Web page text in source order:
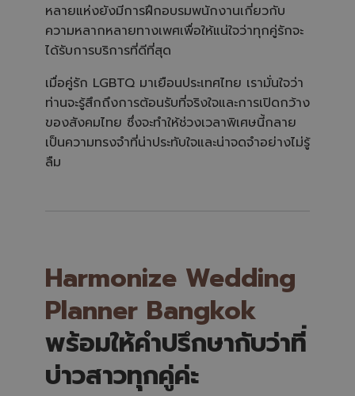
หลายแห่งยังมีการฝึกอบรมพนักงานเกี่ยวกับ
ความหลากหลายทางเพศเพื่อให้แน่ใจว่าทุกคู่รักจะ
ได้รับการบริการที่ดีที่สุด
เมื่อคู่รัก LGBTQ มาเยือนประเทศไทย เรามั่นใจว่า
ท่านจะรู้สึกถึงการต้อนรับที่จริงใจและการเปิดกว้าง
ของสังคมไทย ซึ่งจะทำให้ช่วงเวลาพิเศษนี้กลาย
เป็นความทรงจำที่น่าประทับใจและน่าจดจำอย่างไม่รู้
ลืม
Harmonize Wedding
Planner Bangkok
พร้อมให้คำปรึกษากับว่าที่
บ่าวสาวทุกคู่ค่ะ